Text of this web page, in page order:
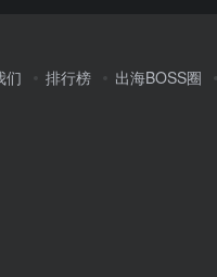
们 排行榜 出海BOSS圈